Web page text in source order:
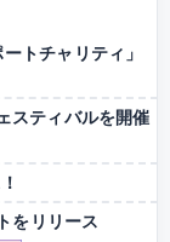
トチャリティ」
スティバルを開催
をリリース